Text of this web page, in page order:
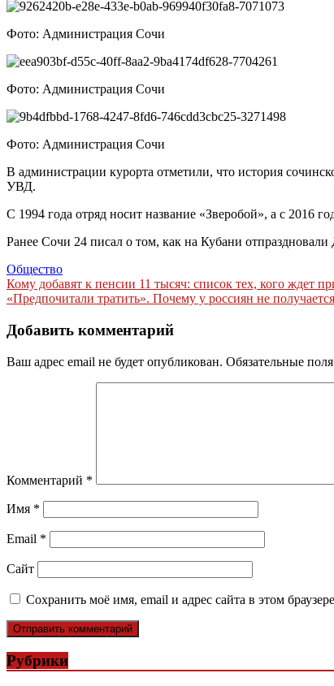
Фото: Администрация Сочи
Фото: Администрация Сочи
Фото: Администрация Сочи
В администрации курорта отметили, что история
УВД.
С 1994 года отряд носит название «Зверобой», а с 2016
Ранее Сочи 24 писал о том, как на Кубани отпраздновали
Общество
Навигация
по
записям
Кому добавят к пенсии 11 тысяч: список тех, кого ждет
«Предпочитали тратить». Почему у россиян не
Добавить комментарий
Ваш адрес email не будет опубликован. Обязательные
Комментарий *
Имя *
Email *
Сайт
Сохранить моё имя, email и адрес сайта в этом
Рубрики